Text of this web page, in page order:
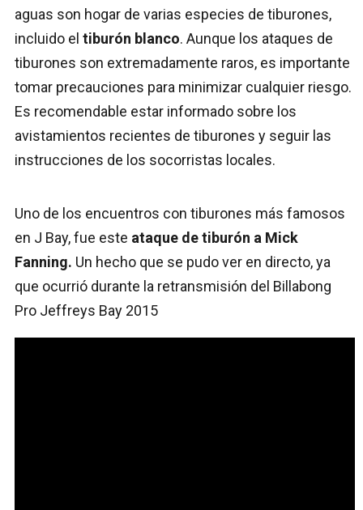
aguas son hogar de varias especies de tiburones,
incluido el tiburón blanco. Aunque los ataques de
tiburones son extremadamente raros, es importante
tomar precauciones para minimizar cualquier riesgo.
Es recomendable estar informado sobre los
avistamientos recientes de tiburones y seguir las
instrucciones de los socorristas locales.
Uno de los encuentros con tiburones más famosos
en J Bay, fue este ataque de tiburón a Mick
Fanning. Un hecho que se pudo ver en directo, ya
que ocurrió durante la retransmisión del Billabong
Pro Jeffreys Bay 2015